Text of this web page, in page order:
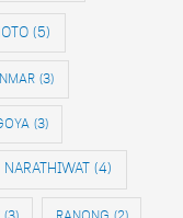
(5)
(3)
(3)
NARATHIWAT (4)